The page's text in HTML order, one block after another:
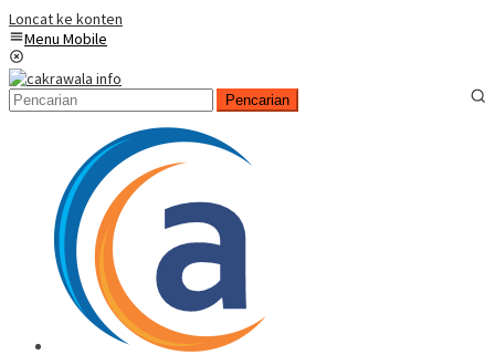
Loncat ke konten
Menu Mobile
Pencarian